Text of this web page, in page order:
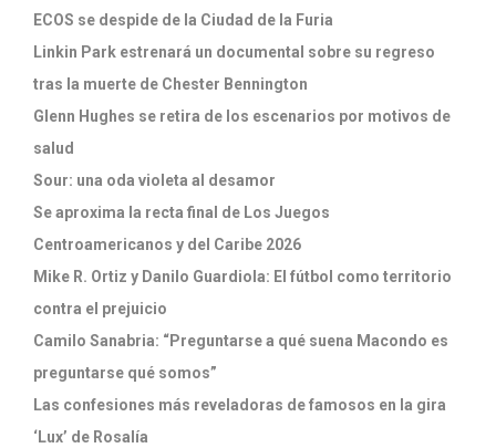
ECOS se despide de la Ciudad de la Furia
Linkin Park estrenará un documental sobre su regreso
tras la muerte de Chester Bennington
Glenn Hughes se retira de los escenarios por motivos de
salud
Sour: una oda violeta al desamor
Se aproxima la recta final de Los Juegos
Centroamericanos y del Caribe 2026
Mike R. Ortiz y Danilo Guardiola: El fútbol como territorio
contra el prejuicio
Camilo Sanabria: “Preguntarse a qué suena Macondo es
preguntarse qué somos”
Las confesiones más reveladoras de famosos en la gira
‘Lux’ de Rosalía